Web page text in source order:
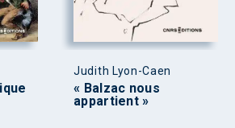
Judith Lyon-Caen
« Balzac nous
appartient »